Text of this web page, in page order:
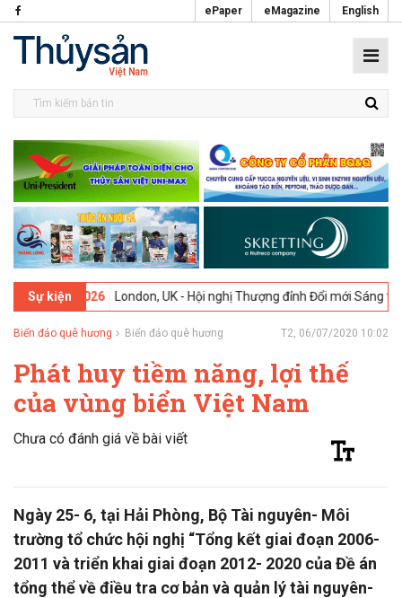
ePaper eMagazine English
Sự kiện
2026 London, UK - Hội nghị Thượng đỉnh Đổi mới Sáng tạo trong
Biển đảo quê hương Biển đảo quê hương T2, 06/07/2020 10:02
Phát huy tiềm năng, lợi thế
của vùng biển Việt Nam
Chưa có đánh giá về bài viết
Ngày 25- 6, tại Hải Phòng, Bộ Tài nguyên- Môi
trường tổ chức hội nghị “Tổng kết giai đoạn 2006-
2011 và triển khai giai đoạn 2012- 2020 của Đề án
tổng thể về điều tra cơ bản và quản lý tài nguyên-